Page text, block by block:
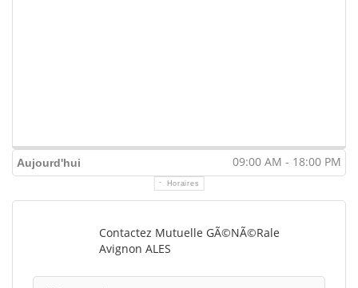
Aujourd'hui 09:00 AM - 18:00 PM
Horaires
Contactez Mutuelle GÃ©nÃ©rale
Avignon ALES